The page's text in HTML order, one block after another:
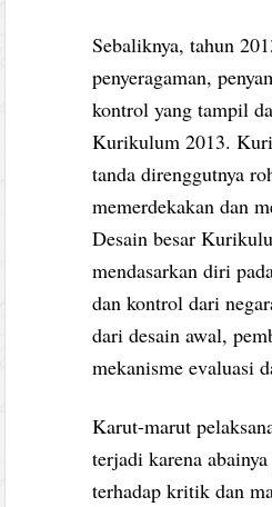
Sebaliknya, tahun
penyeragaman,
kontrol yang tampil
Kurikulum 2013.
tanda direnggutnya
memerdekakan dan
Desain besar
mendasarkan diri
dan kontrol dari
dari desain awal,
mekanisme evaluasi
Karut-marut
terjadi karena
terhadap kritik dan